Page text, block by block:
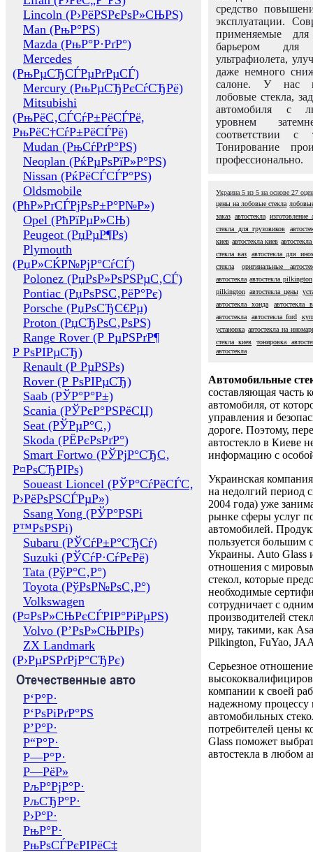
Lincoln (Р›РёРЅРєРѕР»СЊРЅ)
Man (РњР°РЅ)
Mazda (РњР°Р·РґР°)
Mercedes
(РњРµСЂСЃРµРґРµСЃ)
Mercury (РњРµСЂРєСѓСЂРё)
Mitsubishi
(РњРёС‚СЃСѓР±РёСЃРё,
РњРёС†СѓР±РёСЃРё)
Mudan (РњСѓРґР°РЅ)
Neoplan (РќРµРѕРїР»Р°РЅ)
Nissan (РќРёСЃСЃР°РЅ)
Oldsmobile
(РћР»РґСЃРјРѕР±Р°Р№Р»)
Opel (РћРїРµР»СЊ)
Peugeot (РџРµР¶Рѕ)
Plymouth
(РџР»СЌР№РјР°СѓСЃ)
Polonez (РџРѕР»РѕРЅРµС‚СЃ)
Pontiac (РџРѕРЅС‚РёР°Рє)
Porsche (РџРѕСЂС€Рµ)
Proton (РџСЂРѕС‚РѕРЅ)
Range Rover (Р РµРЅРґР¶
Р РѕРІРµСЂ)
Renault (Р РµРЅРѕ)
Rover (Р РѕРІРµСЂ)
Saab (РЎР°Р°Р±)
Scania (РЎРєР°РЅРёСЏ)
Seat (РЎРµР°С‚)
Skoda (РЁРєРѕРґР°)
Smart Fortwo (РЎРјР°СЂС‚
Р¤РѕСЂРІРѕ)
Soueast Lioncel (РЎР°СѓРёСЃС‚
Р›РёРѕРЅСЃРµР»)
Ssang Yong (РЎР°РЅРі
Р™РѕРЅРі)
Subaru (РЎСѓР±Р°СЂСѓ)
Suzuki (РЎСѓР·СѓРєРё)
Tata (РўР°С‚Р°)
Toyota (РўРѕР№РѕС‚Р°)
Volkswagen
(Р¤РѕР»СЊРєСЃРІР°РіРµРЅ)
Volvo (Р’РѕР»СЊРІРѕ)
ZX Landmark
(Р›РµРЅРґРјР°СЂРє)
Отечественные авто
Р‘Р°Р·
Р‘РѕРіРґР°РЅ
Р’Р°Р·
Р“Р°Р·
Р—Р°Р·
Р—РёР»
РљР°РјР°Р·
РљСЂР°Р·
Р›Р°Р·
РњР°Р·
РњРѕСЃРєРІРёС‡
средство
эксплуатации.
применяемые
барьером для
ультрафиолета,
даже немного
салоне. У нас
лобовые стекла,
автомобиля с
уровнем
соответствии с
Тонирование
профессионально.
Украина 5 из 5 на основе 27
цены на лобовые стекла
заказ автостекла изготовление
стекла для грузовиков
киев автостекла киев
стекла ваз
автостекла для
стекла
оригинальные
автостекла автостекла pilkington
pilkington автостекла цены
автостекла хонда
автостекла
автостекла
автостекла ford
установка автостекла на
стекла киев
тонировка
автостекла
Автомобильные
составляющая часть
автомобиля, от
управления и
дороге. Поэтому,
автостекло в Киеве
информацию с
Украинская
на недолгий период
2004 года) уже
рынке сферы услуг
автомобилей.
пользуется большим
Украины. Auto Glass
отношения с
стекол, которые
необходимые
сотрудничает с
производителей
миру, такими, как
Pilkington, FuYao,
Серьезное отношение
компании к своей
надежному процессу
автомобильных
потребителей цены
Glass поможет
автостекла в любом